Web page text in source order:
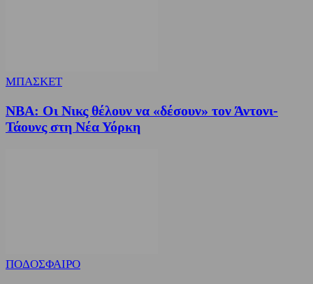
ΜΠΑΣΚΕΤ
NBA: Οι Νικς θέλουν να «δέσουν» τον Άντονι-
Τάουνς στη Νέα Υόρκη
ΠΟΔΟΣΦΑΙΡΟ